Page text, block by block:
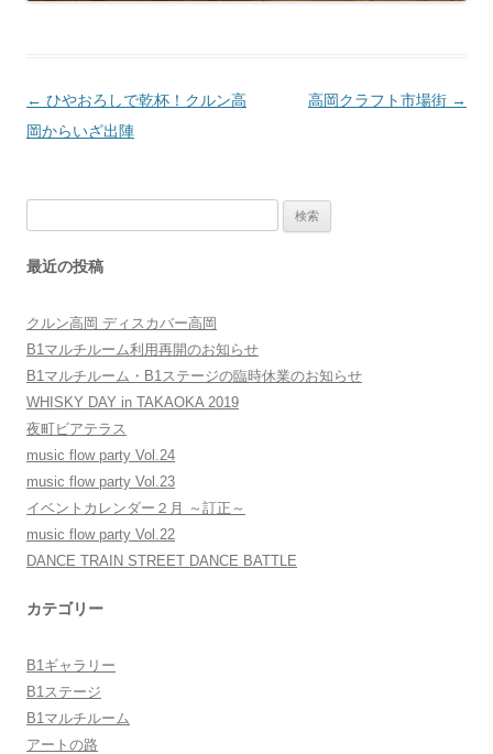
投
稿
ョ
ン
← ひやおろしで乾杯！クルン高
岡からいざ出陣
高岡クラフト市場街 →
最近の投稿
クルン高岡 ディスカバー高岡
B1マルチルーム利用再開のお知らせ
B1マルチルーム・B1ステージの臨時休業のお知らせ
WHISKY DAY in TAKAOKA 2019
夜町ビアテラス
music flow party Vol.24
music flow party Vol.23
イベントカレンダー２月 ～訂正～
music flow party Vol.22
DANCE TRAIN STREET DANCE BATTLE
カテゴリー
B1ギャラリー
B1ステージ
B1マルチルーム
アートの路